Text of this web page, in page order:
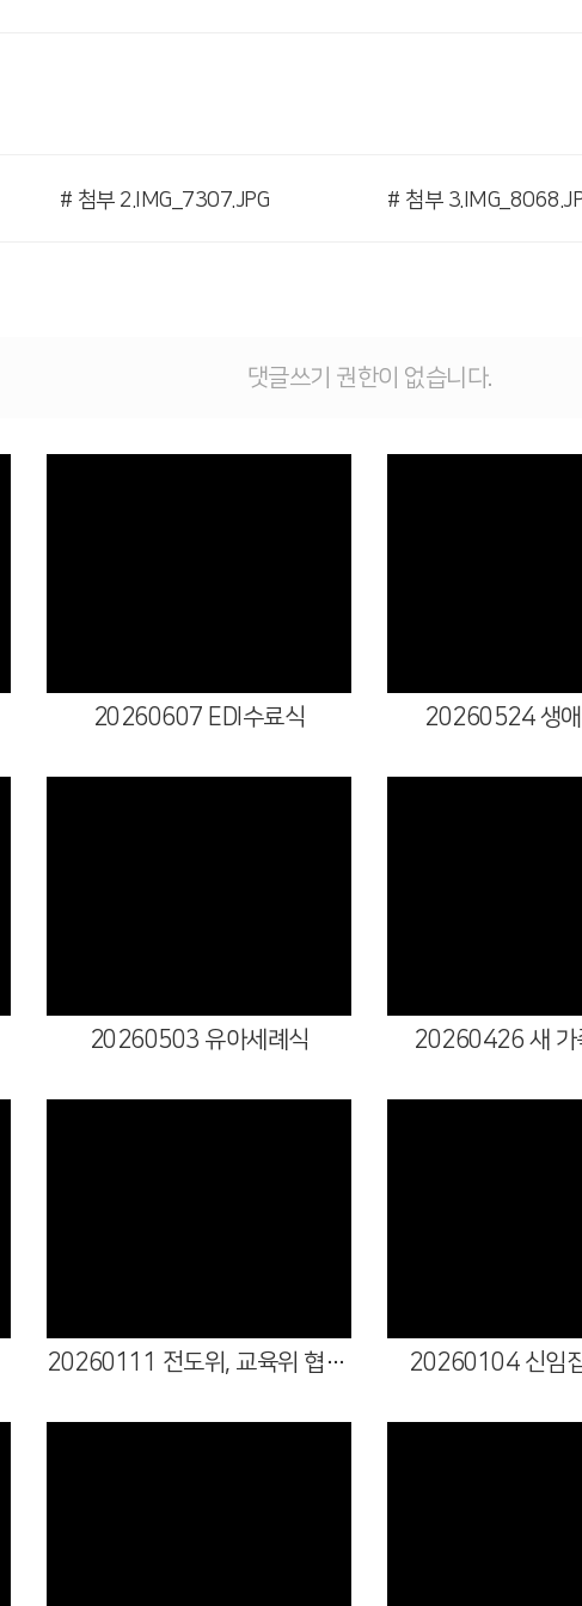
# 첨부 2.IMG_7307.JPG # 첨부
댓글쓰기 권한이 없습니다.
20260607 EDI수료식 20260524 생애
20260503 유아세례식 20260426 새 가
20260111 전도위, 교육위 협력식 20260104 신임